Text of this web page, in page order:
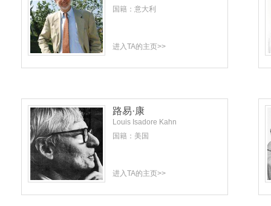
国籍：意大利
进入TA的主页>>
路易·康
Louis Isadore Kahn
国籍：美国
进入TA的主页>>